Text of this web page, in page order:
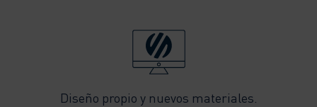
Diseño propio y nuevos materiales.